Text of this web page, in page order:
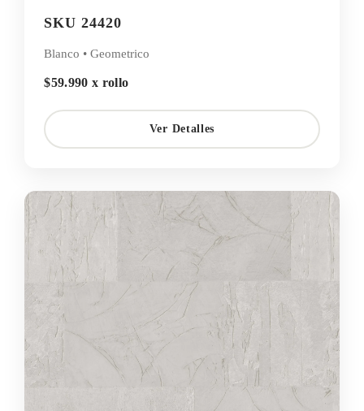
SKU 24420
Blanco • Geometrico
$59.990 x rollo
Ver Detalles